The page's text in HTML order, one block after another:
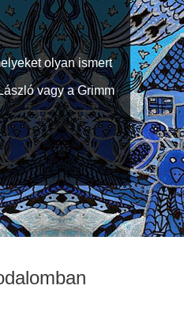
olyan ismert
vagy a Grimm